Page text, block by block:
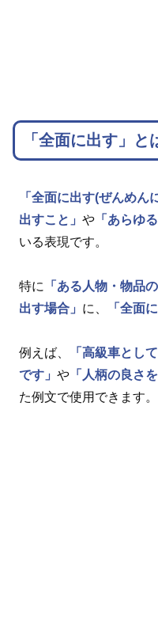
「全面に出す」と
「全面に出す(ぜんめん
出すこと」 や 「あらゆ
いる表現です。
特に
「ある人物・物品
出す場合」 に、 「全面
例えば、
「高級車とし
です」 や 「人柄の良さ
た例文で使用できます。